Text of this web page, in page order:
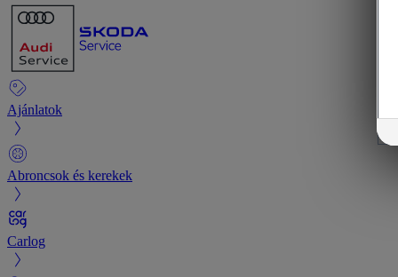
Ajánlatok
Abroncsok és kerekek
Carlog